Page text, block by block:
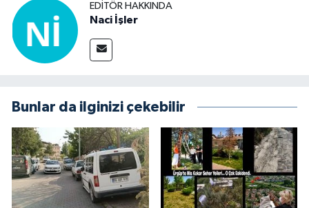
EDITÖR HAKKINDA
Naci İşler
Bunlar da ilginizi çekebilir